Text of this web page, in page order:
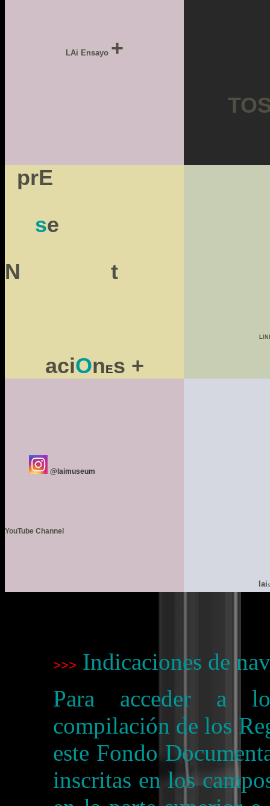
LAi Ensayo +
prE
se
N t
aciOnEs +
@laimuseum
YouTube Channel
lai
>>> Indicaciones de
Para acceder a
compilación de los
este Fondo
inscritas en los